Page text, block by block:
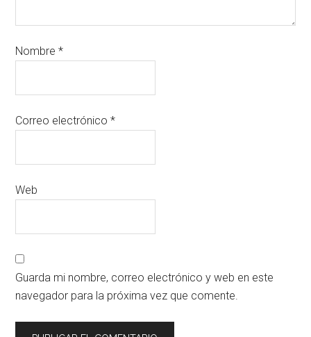
Nombre*
Correo electrónico*
Web
Guarda mi nombre, correo electrónico y web en este
navegador para la próxima vez que comente.